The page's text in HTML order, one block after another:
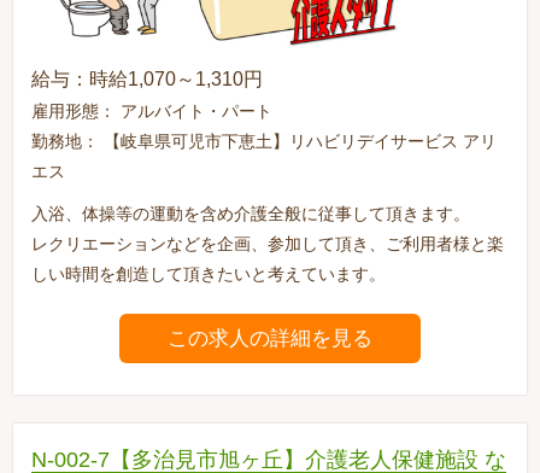
給与：時給1,070～1,310円
雇用形態： アルバイト・パート
勤務地： 【岐阜県可児市下恵土】リハビリデイサービス アリ
エス
入浴、体操等の運動を含め介護全般に従事して頂きます。
レクリエーションなどを企画、参加して頂き、ご利用者様と楽
しい時間を創造して頂きたいと考えています。
この求人の詳細を見る
N-002-7【多治見市旭ヶ丘】介護老人保健施設 な